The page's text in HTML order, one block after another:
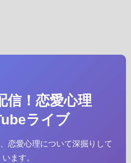
信！恋愛心理
ライブ
恋愛心理について深掘りして
います。